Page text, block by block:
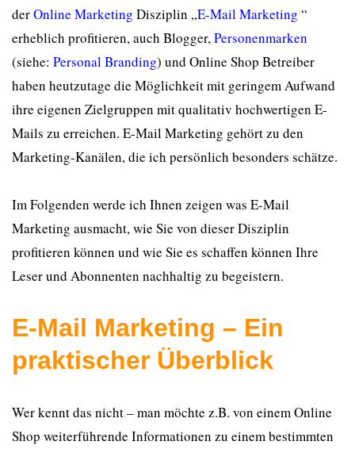
derOnline Marketing Disziplin „E-Mail Marketing “
erheblich profitieren, auch Blogger,Personenmarken
(siehe: Personal Branding) und Online Shop Betreiber
haben heutzutage die Möglichkeit mit geringem Aufwand
ihre eigenen Zielgruppen mit qualitativ hochwertigen E-
Mails zu erreichen. E-Mail Marketing gehört zu den
Marketing-Kanälen, die ich persönlich besonders schätze.
Im Folgenden werde ich Ihnen zeigen was E-Mail
Marketing ausmacht, wie Sie von dieser Disziplin
profitieren können und wie Sie es schaffen können Ihre
Leser und Abonnenten nachhaltig zu begeistern.
E-Mail Marketing – Ein
praktischer Überblick
Wer kennt das nicht – man möchte z.B. von einem Online
Shop weiterführende Informationen zu einem bestimmten